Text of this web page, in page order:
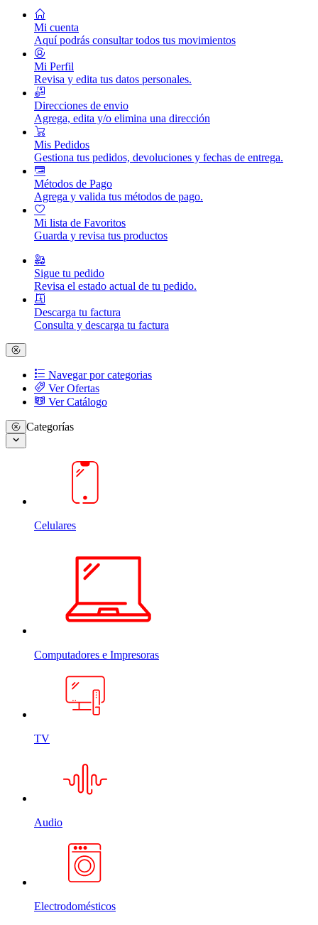
Mi cuenta
Aquí podrás consultar todos tus movimientos
Mi Perfil
Revisa y edita tus datos personales.
Direcciones de envio
Agrega, edita y/o elimina una dirección
Mis Pedidos
Gestiona tus pedidos, devoluciones y fechas de entrega.
Métodos de Pago
Agrega y valida tus métodos de pago.
Mi lista de Favoritos
Guarda y revisa tus productos
Sigue tu pedido
Revisa el estado actual de tu pedido.
Descarga tu factura
Consulta y descarga tu factura
Navegar por categorias
Ver Ofertas
Ver Catálogo
Categorías
Celulares
Computadores e Impresoras
TV
Audio
Electrodomésticos